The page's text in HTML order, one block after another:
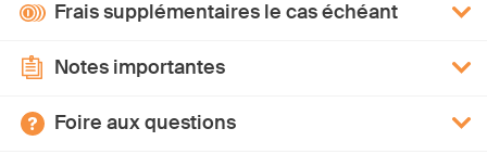
Frais supplémentaires le cas échéant
Notes importantes
Foire aux questions